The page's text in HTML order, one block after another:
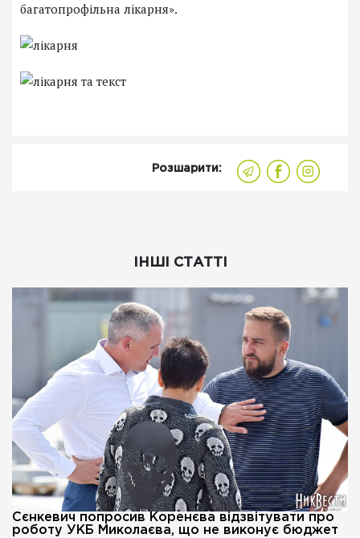
багатопрофільна лікарня».
Розшарити:
ІНШІ СТАТТІ
Сєнкевич попросив Коренєва відзвітувати про
роботу УКБ Миколаєва, що не виконує бюджет